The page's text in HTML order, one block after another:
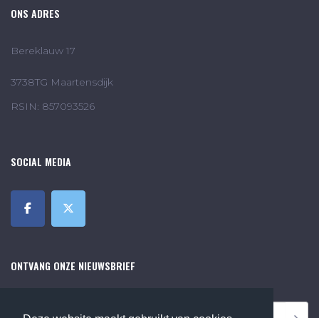
ONS ADRES
Bereklauw 17
3738TG Maartensdijk
RSIN: 857093526
SOCIAL MEDIA
ONTVANG ONZE NIEUWSBRIEF